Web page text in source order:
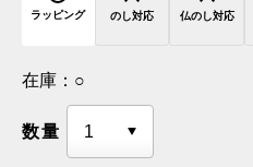
ラッピング のし対応 仏のし対応
在庫： ○
数量